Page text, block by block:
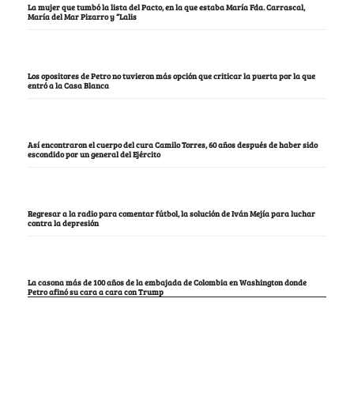
La mujer que tumbó la lista del Pacto, en la que estaba María Fda. Carrascal,
María del Mar Pizarro y “Lalis
Los opositores de Petro no tuvieron más opción que criticar la puerta por la que
entró a la Casa Blanca
Así encontraron el cuerpo del cura Camilo Torres, 60 años después de haber sido
escondido por un general del Ejército
Regresar a la radio para comentar fútbol, la solución de Iván Mejía para luchar
contra la depresión
La casona más de 100 años de la embajada de Colombia en Washington donde
Petro afinó su cara a cara con Trump